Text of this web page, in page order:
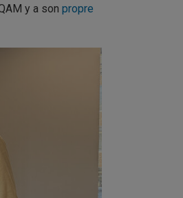
y a son propre